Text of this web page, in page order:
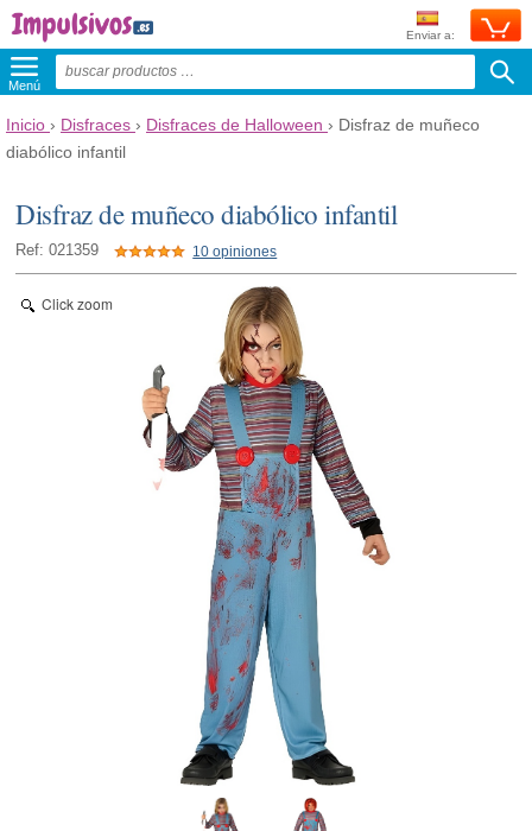
Enviar a:
Menú
Inicio › Disfraces › Disfraces de Halloween › Disfraz de muñeco
diabólico infantil
Disfraz de muñeco diabólico infantil
Ref: 021359 10 opiniones
Click zoom